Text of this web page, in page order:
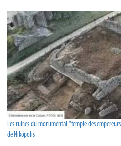
Les ruines du monumental "temple des
de Nikópolis